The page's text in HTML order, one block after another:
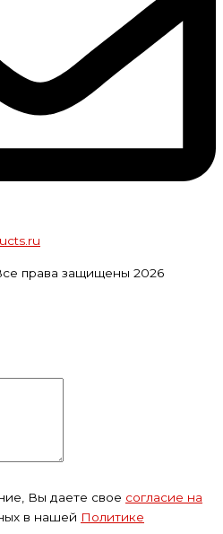
права защищены 2026
Вы даете свое согласие на
в нашей Политике